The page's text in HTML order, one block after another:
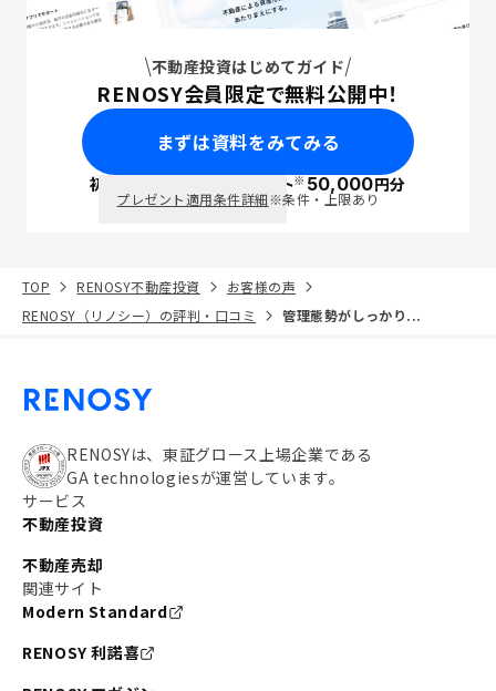
不動産投資はじめてガイド
RENOSY会員限定で無料公開中！
まずは資料をみてみる
初回面談で ポイント※50,000円分
プレゼント適用条件詳細※条件・上限あり
TOP RENOSY不動産投資
お客様の声
RENOSY（リノシー）の評判・口コミ
管理態勢がしっかり...
RENOSYは、東証グロース上場企業である
GA technologiesが運営しています。
サービス
不動産投資
不動産売却
関連サイト
Modern Standard
RENOSY 利諾喜